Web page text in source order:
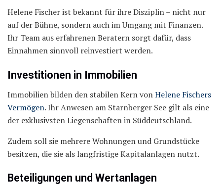
Helene Fischer ist bekannt für ihre Disziplin – nicht nur
auf der Bühne, sondern auch im Umgang mit Finanzen.
Ihr Team aus erfahrenen Beratern sorgt dafür, dass
Einnahmen sinnvoll reinvestiert werden.
Investitionen in Immobilien
Immobilien bilden den stabilen Kern vonHelene Fischers
Vermögen. Ihr Anwesen am Starnberger See gilt als eine
der exklusivsten Liegenschaften in Süddeutschland.
Zudem soll sie mehrere Wohnungen und Grundstücke
besitzen, die sie als langfristige Kapitalanlagen nutzt.
Beteiligungen und Wertanlagen